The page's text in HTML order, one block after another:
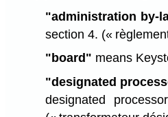
"administration by-
section 4. («
"board" means
"designated
designated